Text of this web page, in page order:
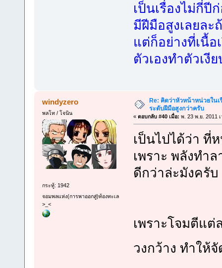
เป็นเรื่องไม่กี่
มีฝีมือสูงเลยล
แต่ก็อย่างที่เนื้
ตัวเองทำตัวเ
windyzero
พลโท / โจนิน
กระทู้: 1942
จอมพลแห่ง(การพาออกสู่)ท้องทะเล
>_<
Re: คิดว่าหัวหน้าหน่วยใน
ระดับฝีมือสูงกว่าครับ
« ตอบกลับ #40 เมื่อ: พ. 23 พ.ย. 2011
เป็นไปได้ว่า ที่
เพราะ พลังทำ
ดีกว่าล่ะมังครับ
เพราะโจมตีแต่
วงกว้าง ทำให้